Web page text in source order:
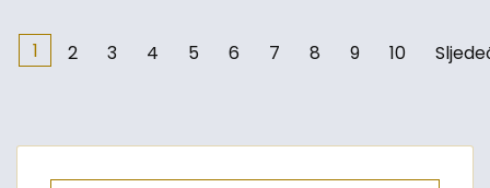
1 2 3 4 5 6 7 8 9 10